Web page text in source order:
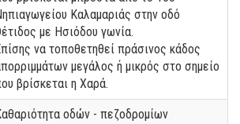
Καλαμαριάς στην οδό
με Ησιόδου γωνία.
να τοποθετηθεί πράσινος κάδος
μεγάλος ή μικρός στο σημείο
βρίσκεται η Χαρά.
οδών - πεζοδρομίων